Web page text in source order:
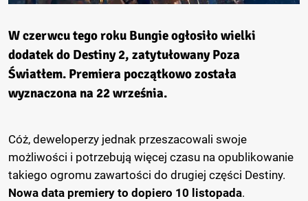
W czerwcu tego roku Bungieogłosiło wielki
dodatek do Destiny 2, zatytułowanyPoza
Światłem. Premiera początkowo została
wyznaczona na 22 września.
Cóż, deweloperzy jednak przeszacowali swoje
możliwości i potrzebują więcej czasu na opublikowanie
takiego ogromu zawartości do drugiej części Destiny.
Nowa data premiery to dopiero 10 listopada.